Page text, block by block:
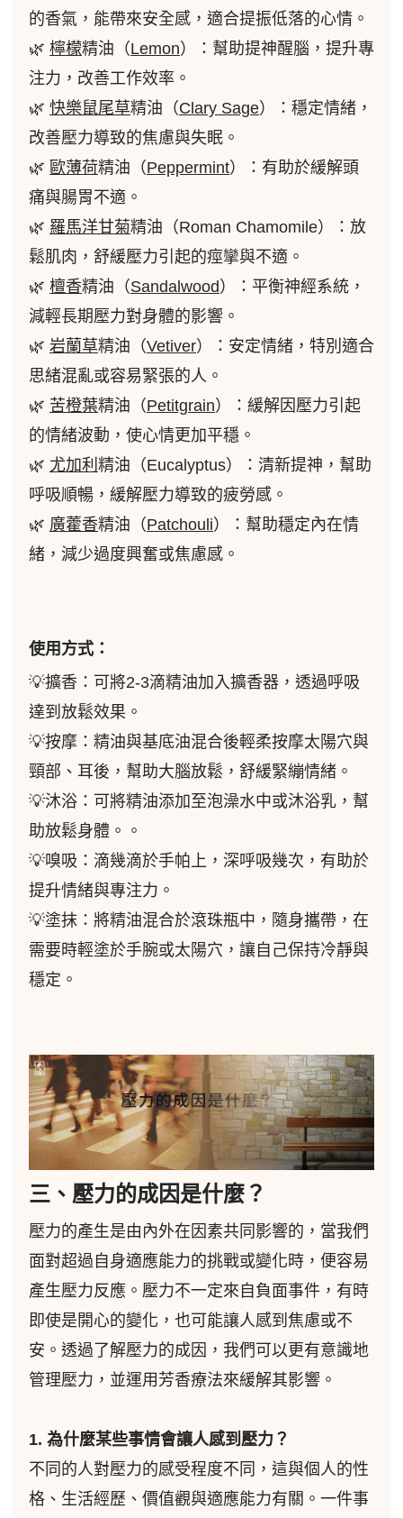
的香氣，能帶來安全感，適合提振低落的心情。
🌿 檸檬精油（Lemon）：幫助提神醒腦，提升專
注力，改善工作效率。
🌿 快樂鼠尾草精油（Clary Sage）：穩定情緒，
改善壓力導致的焦慮與失眠。
🌿 歐薄荷精油（Peppermint）：有助於緩解頭
痛與腸胃不適。
🌿 羅馬洋甘菊精油（Roman Chamomile）：放
鬆肌肉，舒緩壓力引起的痙攣與不適。
🌿 檀香精油（Sandalwood）：平衡神經系統，
減輕長期壓力對身體的影響。
🌿 岩蘭草精油（Vetiver）：安定情緒，特別適合
思緒混亂或容易緊張的人。
🌿 苦橙葉精油（Petitgrain）：緩解因壓力引起
的情緒波動，使心情更加平穩。
🌿 尤加利 精油（Eucalyptus）：清新提神，幫助
呼吸順暢，緩解壓力導致的疲勞感。
🌿 廣藿香精油（Patchouli）：幫助穩定內在情
緒，減少過度興奮或焦慮感。
使用方式：
💡擴香：可將2-3滴精油加入擴香器，透過呼吸
達到放鬆效果。
💡按摩：精油與基底油混合後輕柔按摩太陽穴與
頸部、耳後，幫助大腦放鬆，舒緩緊繃情緒。
💡沐浴：可將精油添加至泡澡水中或沐浴乳，幫
助放鬆身體。。
💡嗅吸：滴幾滴於手帕上，深呼吸幾次，有助於
提升情緒與專注力。
💡塗抹：將精油混合於滾珠瓶中，隨身攜帶，在
需要時輕塗於手腕或太陽穴，讓自己保持冷靜與
穩定。
三、壓力的成因是什麼？
壓力的產生是由內外在因素共同影響的，當我們
面對超過自身適應能力的挑戰或變化時，便容易
產生壓力反應。壓力不一定來自負面事件，有時
即使是開心的變化，也可能讓人感到焦慮或不
安。透過了解壓力的成因，我們可以更有意識地
管理壓力，並運用芳香療法來緩解其影響。
1. 為什麼某些事情會讓人感到壓力？
不同的人對壓力的感受程度不同，這與個人的性
格、生活經歷、價值觀與適應能力有關。一件事